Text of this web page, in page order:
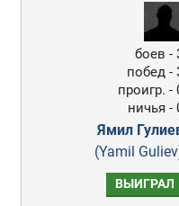
боев -
побед -
проигр. -
ничья -
Ямил
(Yamil
ВЫИГРАЛ